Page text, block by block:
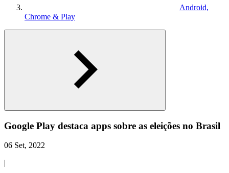
Android,
Chrome & Play
Google Play destaca apps sobre as eleições no Brasil
06 Set, 2022
|